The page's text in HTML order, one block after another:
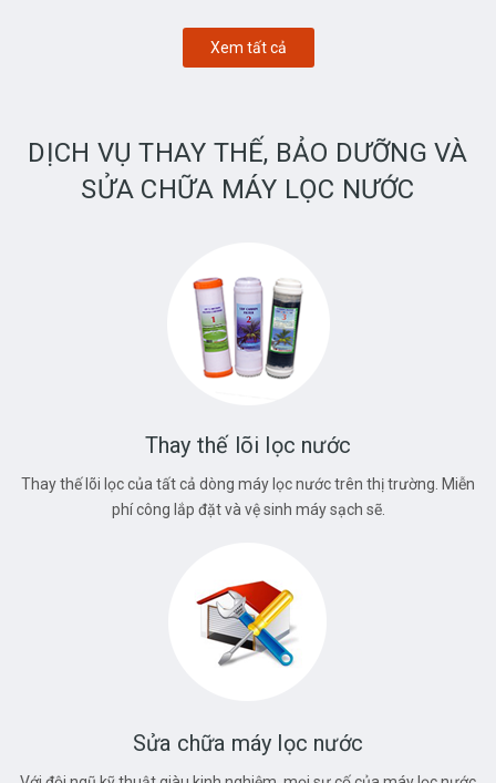
Xem tất cả
DỊCH VỤ THAY THẾ, BẢO DƯỠNG VÀ
SỬA CHỮA MÁY LỌC NƯỚC
Thay thế lõi lọc nước
Thay thế lõi lọc của tất cả dòng máy lọc nước trên thị trường. Miễn
phí công lắp đặt và vệ sinh máy sạch sẽ.
Sửa chữa máy lọc nước